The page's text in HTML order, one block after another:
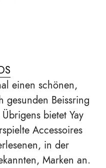
einen schönen,
gesunden Beissring
bietet Yay
Accessoires
in der
Marken an.